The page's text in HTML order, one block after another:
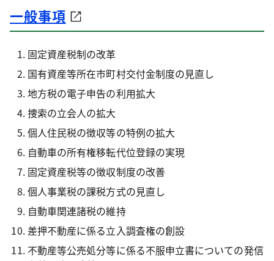
一般事項
固定資産税制の改革
国有資産等所在市町村交付金制度の見直し
地方税の電子申告の利用拡大
捜索の立会人の拡大
個人住民税の徴収等の特例の拡大
自動車の所有権移転代位登録の実現
固定資産税等の徴収制度の改善
個人事業税の課税方式の見直し
自動車関連諸税の維持
差押不動産に係る立入調査権の創設
不動産等公売処分等に係る不服申立書についての発信